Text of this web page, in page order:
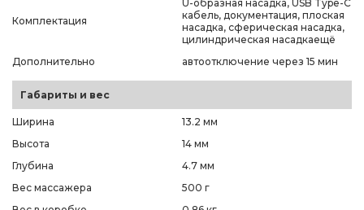
Комплектация
U-образная насадка, USB Type-C
кабель, документация, плоская
насадка, сферическая насадка,
цилиндрическая насадкаещё
Дополнительно
автоотключение через 15 мин
Габариты и вес
Ширина
13.2 мм
Высота
14 мм
Глубина
4.7 мм
Вес массажера
500 г